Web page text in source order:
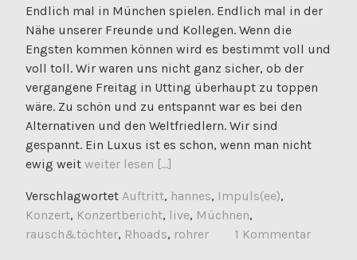
Endlich mal in München spielen. Endlich mal in der
Nähe unserer Freunde und Kollegen. Wenn die
Engsten kommen können wird es bestimmt voll und
voll toll. Wir waren uns nicht ganz sicher, ob der
vergangene Freitag in Utting überhaupt zu toppen
wäre. Zu schön und zu entspannt war es bei den
Alternativen und den Weltfriedlern. Wir sind
gespannt. Ein Luxus ist es schon, wenn man nicht
ewig weit weiter lesen [...]
Verschlagwortet Auftritt, hannes, Impuls(ee),
Konzert, Konzertbericht, live, Müchnen,
rausch&töchter, Rhoads, rohrer 1 Kommentar